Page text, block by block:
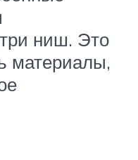
ниш. Это
материалы,